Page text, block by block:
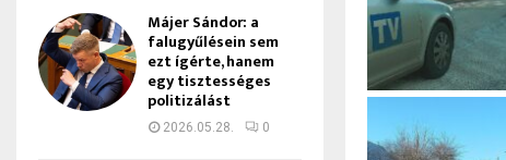
Májer Sándor: a
falugyűlésein sem
ezt ígérte, hanem
egy tisztességes
politizálást
2026.05.28. 0